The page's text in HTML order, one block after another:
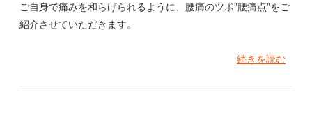
ご自身で痛みを和らげられるように、腰痛のツボ”腰痛点”をご
紹介させていただきます。
続きを読む